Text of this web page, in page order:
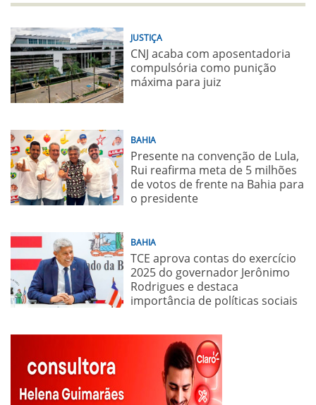
JUSTIÇA
CNJ acaba com aposentadoria
compulsória como punição
máxima para juiz
BAHIA
Presente na convenção de Lula,
Rui reafirma meta de 5 milhões
de votos de frente na Bahia para
o presidente
BAHIA
TCE aprova contas do exercício
2025 do governador Jerônimo
Rodrigues e destaca
importância de políticas sociais